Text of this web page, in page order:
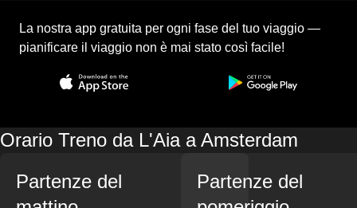
La nostra app gratuita per ogni fase del tuo viaggio —
pianificare il viaggio non è mai stato così facile!
Orario Treno da L'Aia a Amsterdam
Partenze del
Partenze del